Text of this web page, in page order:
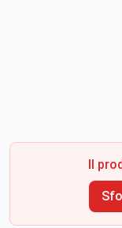
Il